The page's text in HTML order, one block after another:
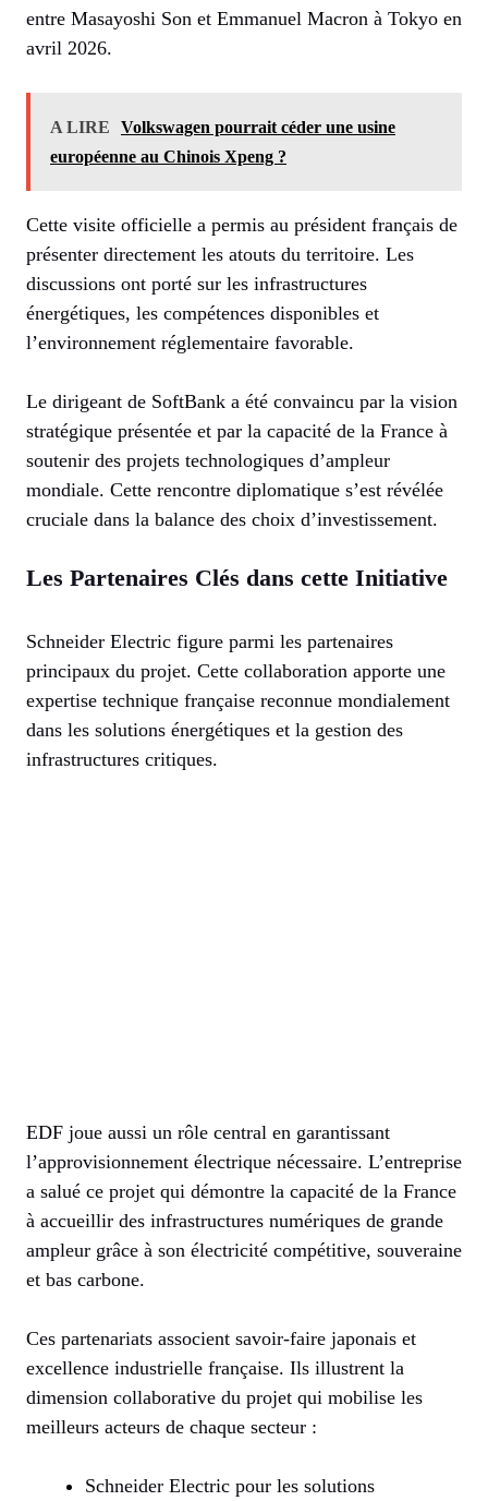
entre Masayoshi Son et Emmanuel Macron à Tokyo en
avril 2026.
A LIRE
Volkswagen pourrait céder une usine
européenne au Chinois Xpeng ?
Cette visite officielle a permis au président français de
présenter directement les atouts du territoire. Les
discussions ont porté sur les infrastructures
énergétiques, les compétences disponibles et
l’environnement réglementaire favorable.
Le dirigeant de SoftBank a été convaincu par la vision
stratégique présentée et par la capacité de la France à
soutenir des projets technologiques d’ampleur
mondiale. Cette rencontre diplomatique s’est révélée
cruciale dans la balance des choix d’investissement.
Les Partenaires Clés dans cette Initiative
Schneider Electric figure parmi les partenaires
principaux du projet. Cette collaboration apporte une
expertise technique française reconnue mondialement
dans les solutions énergétiques et la gestion des
infrastructures critiques.
EDF joue aussi un rôle central en garantissant
l’approvisionnement électrique nécessaire. L’entreprise
a salué ce projet qui démontre la capacité de la France
à accueillir des infrastructures numériques de grande
ampleur grâce à son électricité compétitive, souveraine
et bas carbone.
Ces partenariats associent savoir-faire japonais et
excellence industrielle française. Ils illustrent la
dimension collaborative du projet qui mobilise les
meilleurs acteurs de chaque secteur :
Schneider Electric pour les solutions